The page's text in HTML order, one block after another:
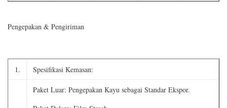
Pengepakan & Pengiriman
1. Spesifikasi Kemasan:
Paket Luar: Pengepakan Kayu sebagai Standar Ekspor.